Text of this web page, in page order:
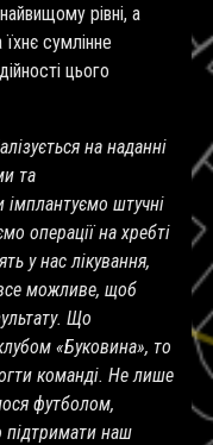
рівні, а
сумлінне
цього
на наданні
та
штучні
операції на хребті
у нас лікування,
можливе, щоб
Що
«Буковина», то
команді. Не лише
футболом,
підтримати наш